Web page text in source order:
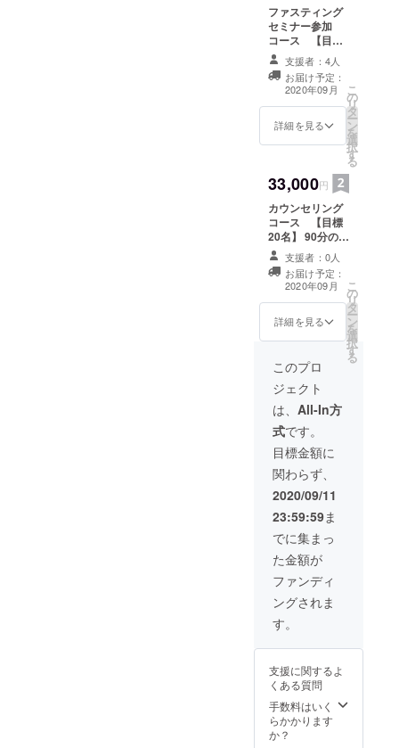
ファスティング
セミナー参加
コース 【目標
100名】 下記の
オプティマム
ファスティング
セミナーご視聴
権(通常5000
円)+新刊著書
(1100円) 6100円
+税⇒5,500円(税
9/10 学研ブラス
より発売「マン
ガでわかる! 4日
間で脂肪だけを
キレイに落とす
本」となりま
す。 ★オプティ
マムファスティ
ングセミナー
9/18(金) 19-21時
ライブ放送につ
きましては、
ご観覧できま
す。 ※ライブ視
聴以降は特別
URLより、
youtubeにてご
覧頂けます) オプ
ティマムファス
ティングセミ
ナー内容 「４日
間で脂肪だけを
キレイに落とす
本」著書でもあ
り、薬を勧めな
い薬剤師の坂田
武士がスペシャ
ルな内容でお届
けする２時間で
す。 ６年前に考
案した、酵素ド
いオプティマム
ファスティング
は、口コミだけ
で延べ６０００
名が実施し、９
８％の成功率を
誇っています。
支援者：4人
お届け予定：
2020年09月
詳細を見る
こ
の
リ
タ
ー
ン
を
選
択
す
る
33,000円
カウンセリング
コース 【目標
20名】 90分のカ
ウンセリング×3
回/三か月間 (通
常 66000円)+ 新
刊著書(1100円)
67100円+税
⇒33,000円(税
より発売「マン
ガでわかる! 4日
間で脂肪だけを
キレイに落とす
本」となりま
す。 予防医学カ
ウンセリング内
容 健康な身体を
つくるために
は、食生活や運
慣、メンタルコ
ントロール、環
境、製品やサー
ビスの選択な
ど、これら全て
の調和がとれて
いることが大切
です。予防医学
カウンセリング
では、お客様の
現状に応じて必
要な知識や食事
指導・栄養指
導・サプリメン
ト処方を用意
し、あなただけ
支援者：0人
お届け予定：
2020年09月
詳細を見る
こ
の
リ
タ
ー
ン
を
選
択
す
る
このプロ
ジェクト
は、 All-In方
式です。
目標金額に
関わらず、
2020/09/11
23:59:59ま
でに集まっ
た金額が
ファンディ
ングされま
す。
支援に関するよ
くある質問
手数料はいく
らかかります
か？